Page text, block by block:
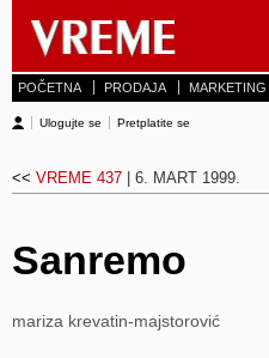
POČETNA PRODAJA MARKETING
Ulogujte se Pretplatite se
<< VREME 437 | 6. MART 1999.
Sanremo
mariza krevatin-majstorović